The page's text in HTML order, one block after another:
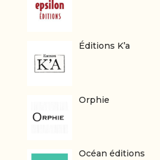
Éditions K’a
Orphie
Océan éditions